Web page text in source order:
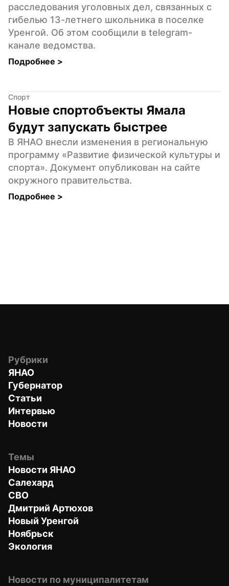
расследования уголовных дел, связанных с
гибелью 13-летнего школьника в поселке
Уренгой. Об этом сообщили в telegram-
канале ведомства.
Подробнее >
Спорт
Новые спортобъекты Ямала
будут запускать быстрее
В ЯНАО внесли изменения в региональную
программу «Развитие физической культуры и
спорта». Документ опубликован на сайте
окружного правительства.
Подробнее >
Рубрики
ЯНАО
Губернатор
Статьи
Интервью
Новости
Темы
Новости ЯНАО
Салехард
СВО
Дмитрий Артюхов
Новый Уренгой
Ноябрьск
Экология
Новости по муниципалитетам